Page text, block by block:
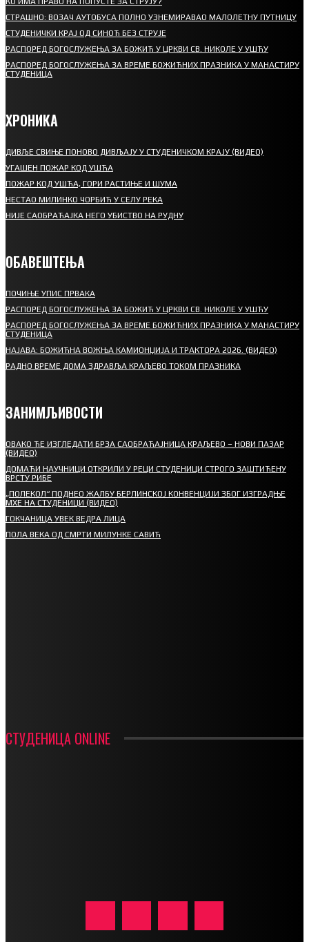
СТРАШНО: ВОЗАЧ АУТОБУСА ПОЛНО УЗНЕМИРАВАО МАЛОЛЕТНУ ПУТНИЦУ
СТУДЕНИЧКИ КРАЈ ОД СИНОЋ БЕЗ СТРУЈЕ
РАСПОРЕД БОГОСЛУЖЕЊА ЗА БОЖИЋ У ЦРКВИ СВ. НИКОЛЕ У УШЋУ
РАСПОРЕД БОГОСЛУЖЕЊА ЗА ВРЕМЕ БОЖИЋНИХ ПРАЗНИКА У МАНАСТИРУ
СТУДЕНИЦА
ХРОНИКА
ДИВЉЕ СВИЊЕ ПОНОВО ДИВЉАЈУ У СТУДЕНИЧКОМ КРАЈУ (ВИДЕО)
УГАШЕН ПОЖАР КОД УШЋА
ПОЖАР КОД УШЋА, ГОРИ РАСТИЊЕ И ШУМА
НЕСТАО МИЛИНКО ЧОРБИЋ У СЕЛУ РЕКА
НИЈЕ САОБРАЋАЈКА НЕГО УБИСТВО НА РУДНУ
ОБАВЕШТЕЊА
ПОЧИЊЕ УПИС ПРВАКА
РАСПОРЕД БОГОСЛУЖЕЊА ЗА БОЖИЋ У ЦРКВИ СВ. НИКОЛЕ У УШЋУ
РАСПОРЕД БОГОСЛУЖЕЊА ЗА ВРЕМЕ БОЖИЋНИХ ПРАЗНИКА У МАНАСТИРУ
СТУДЕНИЦА
НАЈАВА: БОЖИЋНА ВОЖЊА КАМИОНЏИЈА И ТРАКТОРА 2026. (ВИДЕО)
РАДНО ВРЕМЕ ДОМА ЗДРАВЉА КРАЉЕВО ТОКОМ ПРАЗНИКА
ЗАНИМЉИВОСТИ
ОВАКО ЋЕ ИЗГЛЕДАТИ БРЗА САОБРАЋАЈНИЦА КРАЉЕВО – НОВИ ПАЗАР
(ВИДЕО)
ДОМАЋИ НАУЧНИЦИ ОТКРИЛИ У РЕЦИ СТУДЕНИЦИ СТРОГО ЗАШТИЋЕНУ
ВРСТУ РИБЕ
„ПОЛЕКОЛ“ ПОДНЕО ЖАЛБУ БЕРЛИНСКОЈ КОНВЕНЦИЈИ ЗБОГ ИЗГРАДЊЕ
МХЕ НА СТУДЕНИЦИ (ВИДЕО)
ГОКЧАНИЦА УВЕК ВЕДРА ЛИЦА
ПОЛА ВЕКА ОД СМРТИ МИЛУНКЕ САВИЋ
СТУДЕНИЦА ONLINE